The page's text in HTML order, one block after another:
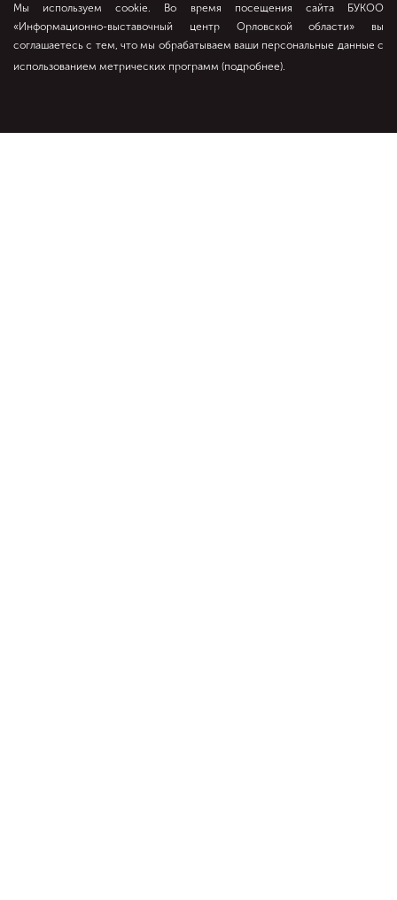
Мы используем cookie. Во время посещения сайта БУКОО
«Информационно-выставочный центр Орловской области» вы
соглашаетесь с тем, что мы обрабатываем ваши персональные данные с
использованием метрических программ (подробнее).